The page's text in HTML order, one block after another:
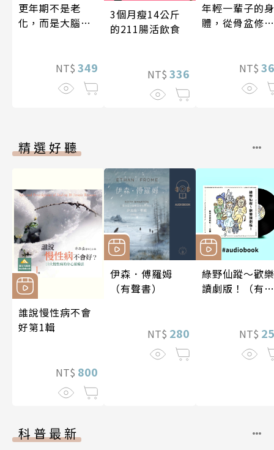
更年期不是老
化，而是大腦重
NT$ 349
3個月瘦14公斤
的211腸活飲食
NT$ 336
年輕一輩子的身
體，從骨盆修復
動」，遠離小腹
凸出、肩頸僵
硬、慢性疼痛
NT$
精選好聽
誰說慢性病不會
好第1輯
NT$ 800
伊森．傅羅姆
（有聲書）
NT$ 280
綠野仙蹤～歡樂
讀劇版！（有聲
NT$
科普最新